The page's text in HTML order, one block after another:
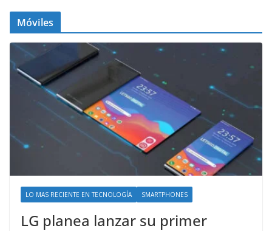
Móviles
LO MAS RECIENTE EN TECNOLOGÍA SMARTPHONES
LG planea lanzar su primer